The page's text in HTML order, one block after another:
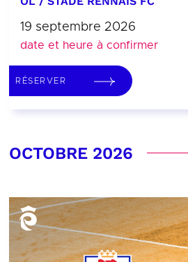
19 septembre 2026
date et heure à confirmer
RÉSERVER
OCTOBRE 2026